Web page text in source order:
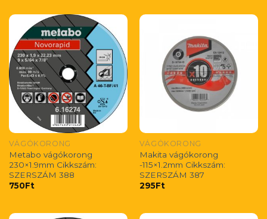
VÁGÓKORONG
Metabo vágókorong
230×1.9mm Cikkszám:
SZERSZÁM 388
750Ft
VÁGÓKORONG
Makita vágókorong
-115×1.2mm Cikkszám:
SZERSZÁM 387
295Ft